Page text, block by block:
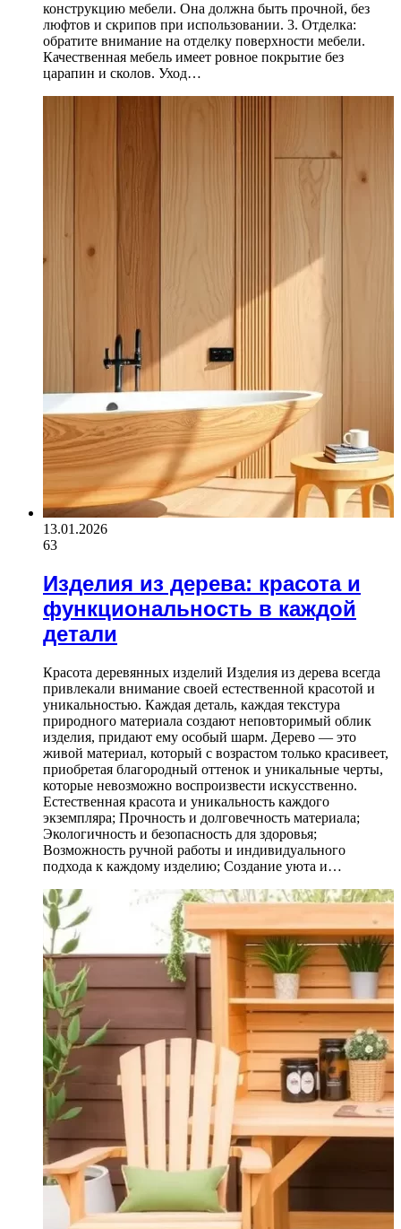
конструкцию мебели. Она должна быть прочной, без
люфтов и скрипов при использовании. 3. Отделка:
обратите внимание на отделку поверхности мебели.
Качественная мебель имеет ровное покрытие без
царапин и сколов. Уход…
13.01.2026
63
Изделия из дерева: красота и
функциональность в каждой
детали
Красота деревянных изделий Изделия из дерева всегда
привлекали внимание своей естественной красотой и
уникальностью. Каждая деталь, каждая текстура
природного материала создают неповторимый облик
изделия, придают ему особый шарм. Дерево — это
живой материал, который с возрастом только красивеет,
приобретая благородный оттенок и уникальные черты,
которые невозможно воспроизвести искусственно.
Естественная красота и уникальность каждого
экземпляра; Прочность и долговечность материала;
Экологичность и безопасность для здоровья;
Возможность ручной работы и индивидуального
подхода к каждому изделию; Создание уюта и…